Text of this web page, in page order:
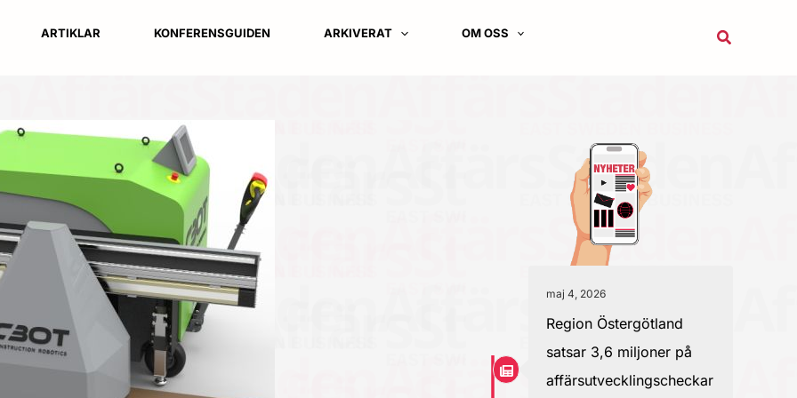
ARTIKLAR KONFERENSGUIDEN ARKIVERAT OM OSS Sök
maj 4, 2026
Region Östergötland
satsar 3,6 miljoner på
affärsutvecklingscheckar